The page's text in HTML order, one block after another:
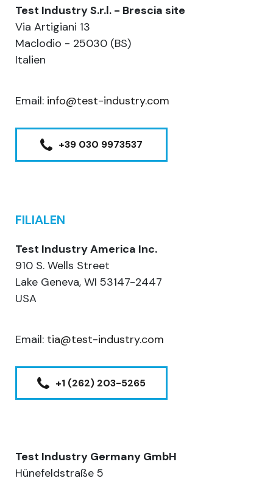
Test Industry S.r.l. - Brescia site
Via Artigiani 13
Maclodio - 25030 (BS)
Italien
Email: info@test-industry.com
+39 030 9973537
FILIALEN
Test Industry America Inc.
910 S. Wells Street
Lake Geneva, WI 53147-2447
USA
Email: tia@test-industry.com
+1 (262) 203-5265
Test Industry Germany GmbH
Hünefeldstraße 5